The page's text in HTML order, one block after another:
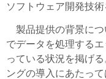
ソフトウェア開発技
製品提供の背景につ
でデータを処理する
っている状況を掲げ
ングの導入にあたっ